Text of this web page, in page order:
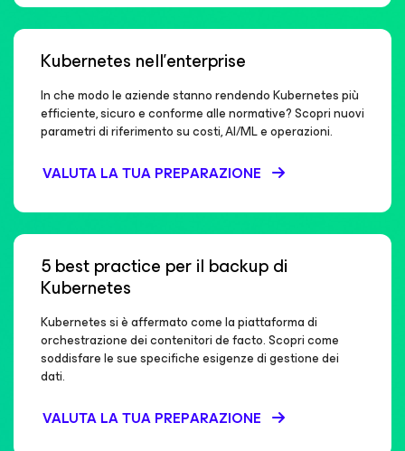
Kubernetes nell’enterprise
In che modo le aziende stanno rendendo Kubernetes più
efficiente, sicuro e conforme alle normative? Scopri nuovi
parametri di riferimento su costi, AI/ML e operazioni.
VALUTA LA TUA PREPARAZIONE
5 best practice per il backup di
Kubernetes
Kubernetes si è affermato come la piattaforma di
orchestrazione dei contenitori de facto. Scopri come
soddisfare le sue specifiche esigenze di gestione dei
dati.
VALUTA LA TUA PREPARAZIONE